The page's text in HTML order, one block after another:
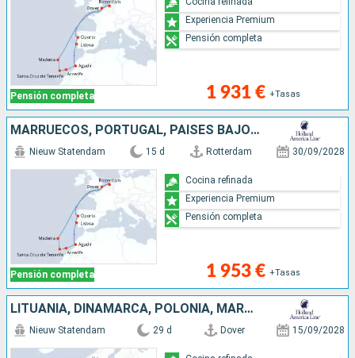
Pensión completa 1 931 € +Tasas
Experiencia Premium
Pensión completa
MARRUECOS, PORTUGAL, PAISES BAJOS, REINO UNIDO, TENERIFE, LANZAROTE
Pensión completa
Nieuw Statendam 15 d Rotterdam 30/09/2028
1 953 € +Tasas
Cocina refinada
Experiencia Premium
Pensión completa
LITUANIA, DINAMARCA, POLONIA, MARRUECOS, REINO UNIDO, NORUEGA, PORTUGAL, LETONIA, PAISES BAJOS, ALEMANIA, TENERIFE, LANZAROTE
Nieuw Statendam 29 d Dover 15/09/2028